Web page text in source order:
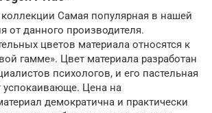
Самая популярная в нашей
от данного производителя.
цветов материала относятся к
гамме». Цвет материала разработан
психологов, и его пастельная
успокаивающе. Цена на
демократична и практически